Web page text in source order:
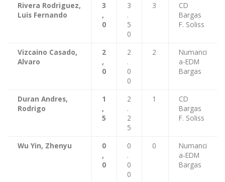
Rivera Rodriguez,
Luis Fernando
3
,
0
3
.
5
0
3
CD
Bargas
F. Soliss
Vizcaino Casado,
Alvaro
2
,
0
2
.
0
0
2
Numanci
a-EDM
Bargas
Duran Andres,
Rodrigo
1
,
5
2
.
2
5
1
CD
Bargas
F. Soliss
Wu Yin, Zhenyu
0
,
0
0
.
0
0
0
Numanci
a-EDM
Bargas